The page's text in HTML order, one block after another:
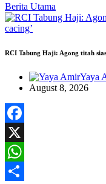
Berita Utama
RCI Tabung Haji: Agong titah
Yaya
August 8, 2026
Facebook
X
WhatsApp